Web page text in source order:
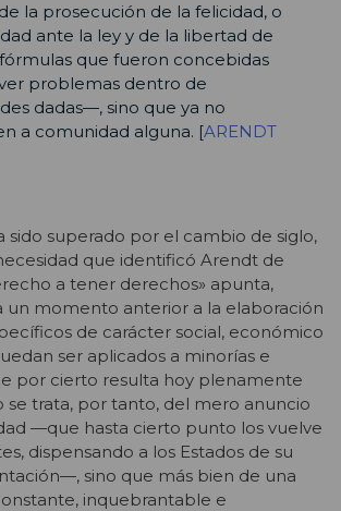
la prosecución de la felicidad, o
ante la ley y de la libertad de
que fueron concebidas
problemas dentro de
dadas—, sino que ya no
a comunidad alguna. [ARENDT
sido superado por el cambio de siglo,
que identificó Arendt de
a tener derechos» apunta,
un momento anterior a la elaboración
de carácter social, económico
ser aplicados a minorías e
por cierto resulta hoy plenamente
se trata, por tanto, del mero anuncio
—que hasta cierto punto los vuelve
dispensando a los Estados de su
sino que más bien de una
inquebrantable e